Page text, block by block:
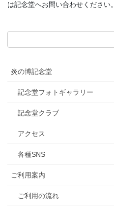
力
は記念堂へお問い合わせください。
炎の博記念堂
記念堂フォトギャラリー
記念堂クラブ
アクセス
各種SNS
ご利用案内
ご利用の流れ